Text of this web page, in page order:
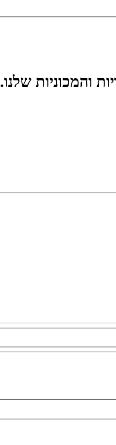
והמכוניות שלנו.